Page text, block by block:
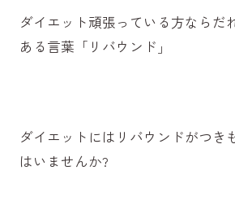
ダイエット頑張っている方ならだ
ある言葉「リバウンド」
ダイエットにはリバウンドがつき
はいませんか?